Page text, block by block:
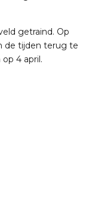
getraind. Op
de tijden terug te
4 april.